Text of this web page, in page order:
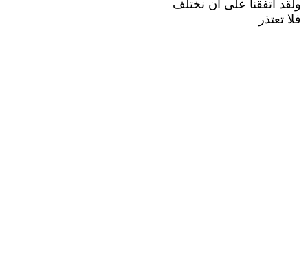
ولقد اتفقنا على ان نختلف
فلا تعتذر